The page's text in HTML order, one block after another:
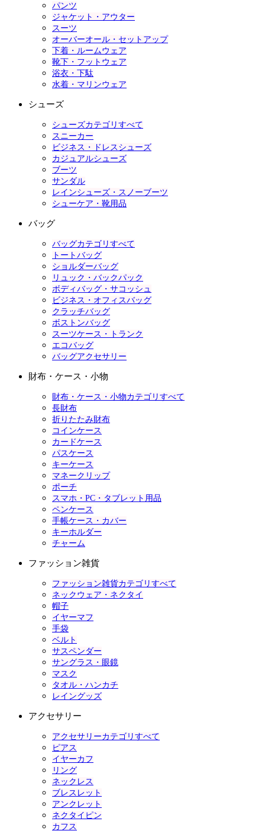
パンツ
ジャケット・アウター
スーツ
オーバーオール・セットアップ
下着・ルームウェア
靴下・フットウェア
浴衣・下駄
水着・マリンウェア
シューズ
シューズカテゴリすべて
スニーカー
ビジネス・ドレスシューズ
カジュアルシューズ
ブーツ
サンダル
レインシューズ・スノーブーツ
シューケア・靴用品
バッグ
バッグカテゴリすべて
トートバッグ
ショルダーバッグ
リュック・バックパック
ボディバッグ・サコッシュ
ビジネス・オフィスバッグ
クラッチバッグ
ボストンバッグ
スーツケース・トランク
エコバッグ
バッグアクセサリー
財布・ケース・小物
財布・ケース・小物カテゴリすべて
長財布
折りたたみ財布
コインケース
カードケース
パスケース
キーケース
マネークリップ
ポーチ
スマホ・PC・タブレット用品
ペンケース
手帳ケース・カバー
キーホルダー
チャーム
ファッション雑貨
ファッション雑貨カテゴリすべて
ネックウェア・ネクタイ
帽子
イヤーマフ
手袋
ベルト
サスペンダー
サングラス・眼鏡
マスク
タオル・ハンカチ
レイングッズ
アクセサリー
アクセサリーカテゴリすべて
ピアス
イヤーカフ
リング
ネックレス
ブレスレット
アンクレット
ネクタイピン
カフス